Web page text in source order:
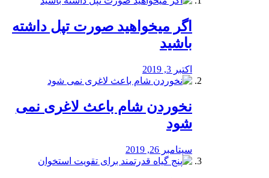
اگر میخواهید صورت تپل داشته
باشید
اکتبر 3, 2019
نخوردن شام باعث لاغری نمی
‌شود
سپتامبر 26, 2019